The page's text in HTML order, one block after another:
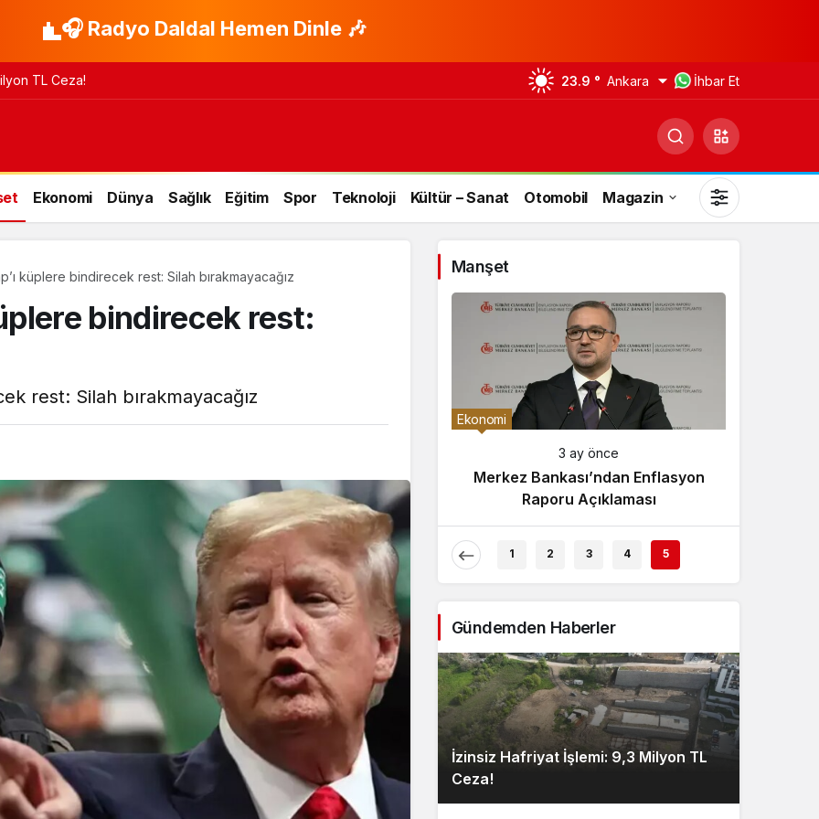
🎧 Radyo Daldal Hemen Dinle 🎶
TL Ceza! 23.9 ° Ankara İhbar Et
Ekonomi Dünya Sağlık Eğitim Spor Teknoloji Kültür – Sanat Otomobil Magazin
Gündüz Modu
Gündüz modunu seçin.
Gece Modu
Gece modunu seçin.
Sistem Modu
Sistem modunu seçin.
küplere bindirecek rest: Silah bırakmayacağız
bindirecek rest:
rest: Silah bırakmayacağız
Manşet
Tartışması
Çaykur Rizespor, Beşiktaş’ı
Ağırlıyor!
Ekonomi
3 ay önce
Merkez Bankası’ndan Enflasyon
Raporu Açıklaması
1 2 3 4 5
Gündemden Haberler
İzinsiz Hafriyat İşlemi: 9,3 Milyon TL
Ceza!